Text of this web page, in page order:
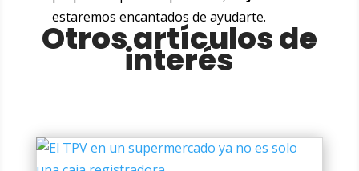
estaremos encantados de ayudarte.
Otros artículos de
interés